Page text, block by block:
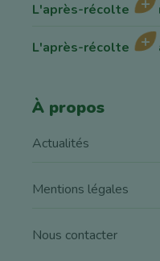
L'après-récolte
L'après-récolte
À propos
Actualités
Mentions légales
Nous contacter